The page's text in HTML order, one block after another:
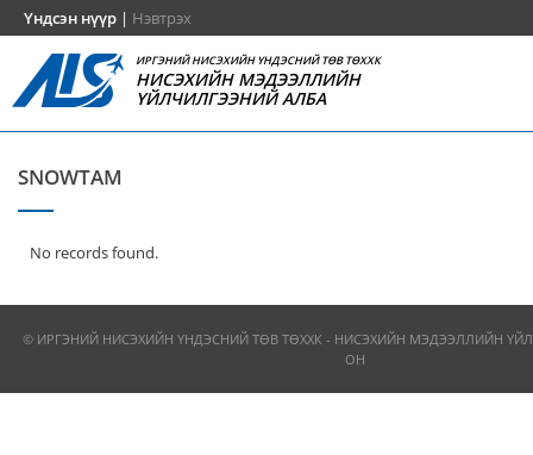
Үндсэн нүүр | Нэвтрэх
ИРГЭНИЙ НИСЭХИЙН ҮНДЭСНИЙ ТӨВ ТӨХХК
НИСЭХИЙН МЭДЭЭЛЛИЙН
ҮЙЛЧИЛГЭЭНИЙ АЛБА
SNOWTAM
No records found.
© ИРГЭНИЙ НИСЭХИЙН ҮНДЭСНИЙ ТӨВ ТӨХХК - НИСЭХИЙН МЭДЭЭЛЛИЙН
ОН